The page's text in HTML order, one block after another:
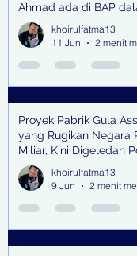
Ahmad ada di BAP
khoirulfatma13
11 Jun
2 menit
Proyek Pabrik Gula
yang Rugikan Negara
Miliar, Kini Digeledah
khoirulfatma13
9 Jun
2 menit